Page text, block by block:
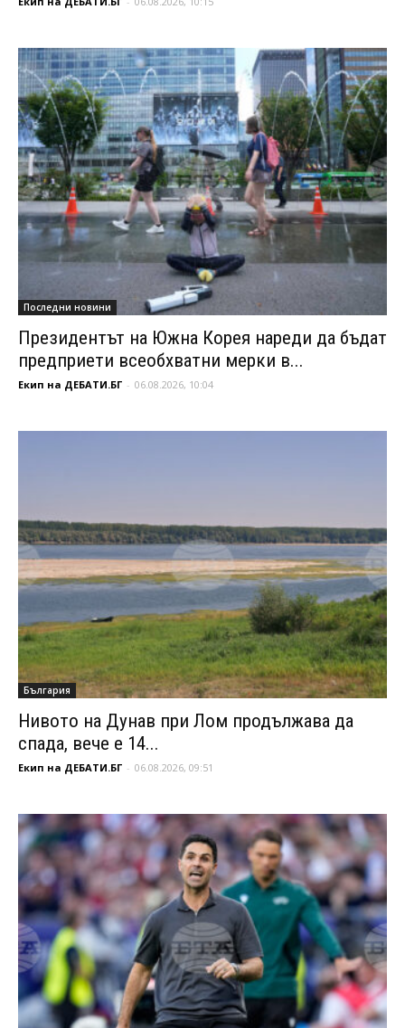
Последни новини
Президентът на Южна Корея нареди да бъдат
предприети всеобхватни мерки в...
Екип на ДЕБАТИ.БГ - 06.08.2026, 10:04
България
Нивото на Дунав при Лом продължава да
спада, вече е 14...
Екип на ДЕБАТИ.БГ - 06.08.2026, 09:51